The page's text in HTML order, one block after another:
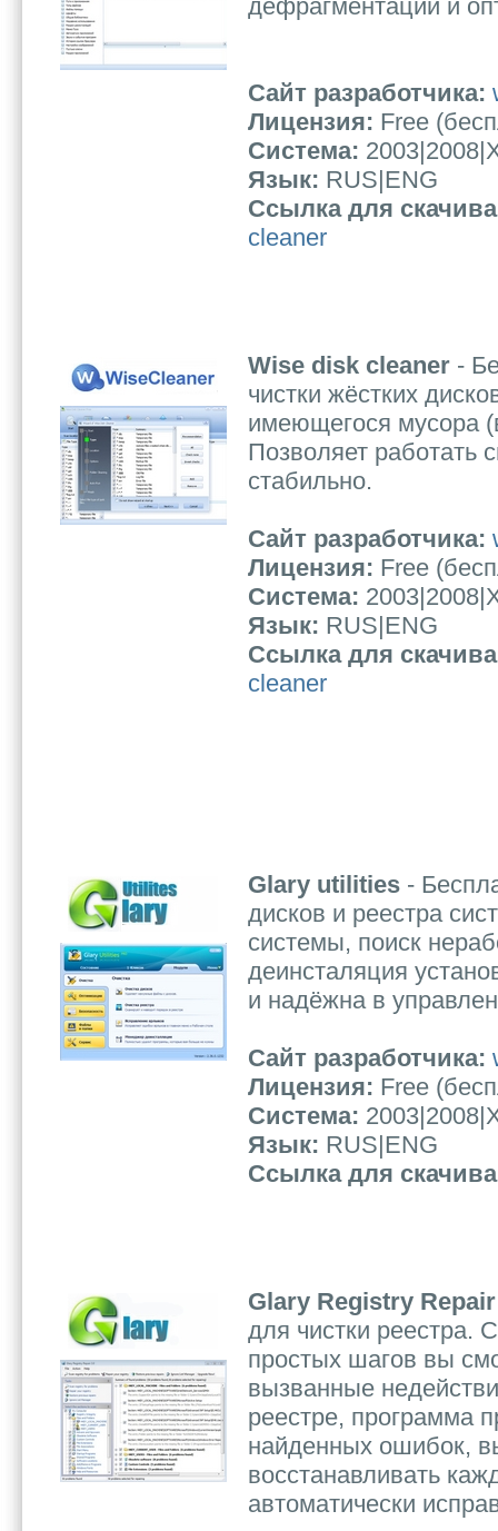
дефрагментации и
Сайт разработчика:
Лицензия: Free
Система:
Язык: RUS|ENG
Ссылка для
cleaner
Wise disk cleaner -
чистки жёстких
имеющегося мусора
Позволяет работать
стабильно.
Сайт разработчика:
Лицензия: Free
Система:
Язык: RUS|ENG
Ссылка для
cleaner
Glary utilities -
дисков и реестра
системы, поиск
деинсталяция
и надёжна в
Сайт разработчика:
Лицензия: Free
Система:
Язык: RUS|ENG
Ссылка для
Glary Registry
для чистки реестра.
простых шагов вы
вызванные
реестре, программа
найденных ошибок,
восстанавливать
автоматически